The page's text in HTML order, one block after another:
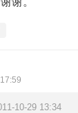
10-29 13:34